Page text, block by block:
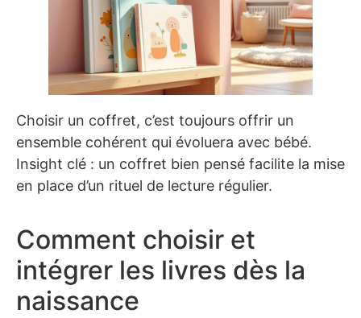
Choisir un coffret, c’est toujours offrir un
ensemble cohérent qui évoluera avec bébé.
Insight clé : un coffret bien pensé facilite la mise
en place d’un rituel de lecture régulier.
Comment choisir et
intégrer les livres dès la
naissance